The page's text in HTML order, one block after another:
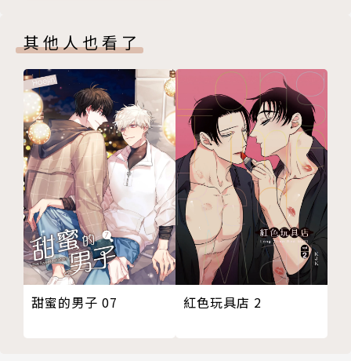
其他人也看了
甜蜜的男子 07 紅色玩具店 2